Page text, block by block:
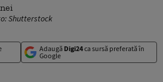
Shutterstock
Adaugă Digi24ca sursă preferată în
Google